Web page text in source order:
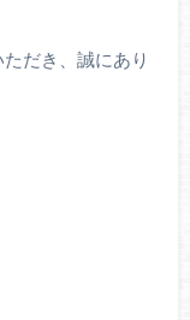
だき、誠にあり